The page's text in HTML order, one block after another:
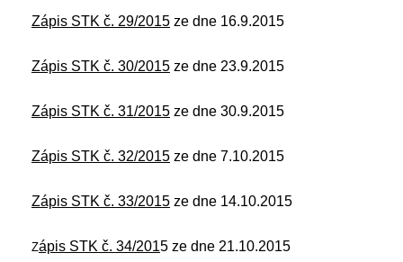
Zápis STK č. 29/2015 ze dne 16.9.2015
Zápis STK č. 30/2015 ze dne 23.9.2015
Zápis STK č. 31/2015 ze dne 30.9.2015
Zápis STK č. 32/2015 ze dne 7.10.2015
Zápis STK č. 33/2015 ze dne 14.10.2015
Zápis STK č. 34/2015 ze dne 21.10.2015